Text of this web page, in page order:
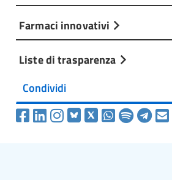
Farmaci innovativi
Liste di trasparenza
Condividi